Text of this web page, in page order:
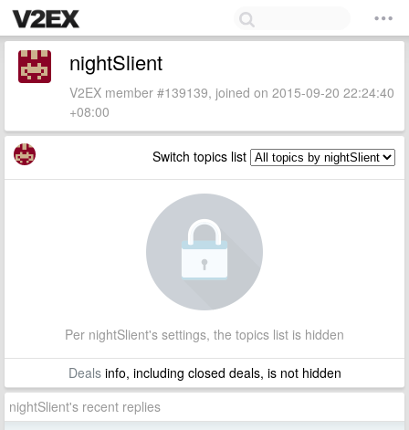
nightSlient
V2EX member #139139, joined on 2015-09-20 22:24:40
+08:00
Switch topics list
Per nightSlient's settings, the topics list is hidden
Dealsinfo, including closed deals, is not hidden
nightSlient's recent replies